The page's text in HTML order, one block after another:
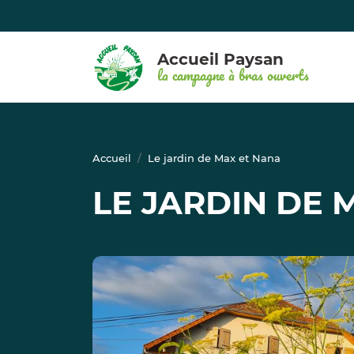
Accueil Paysan
la campagne à bras ouverts
Accueil Le jardin de Max et Nana
LE JARDIN DE